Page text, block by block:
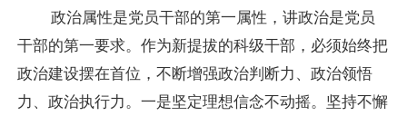
政治属性是党员干部的第一属性，讲政治是党员
干部的第一要求。作为新提拔的科级干部，必须始终把
政治建设摆在首位，不断增强政治判断力、政治领悟
力、政治执行力。一是坚定理想信念不动摇。坚持不懈